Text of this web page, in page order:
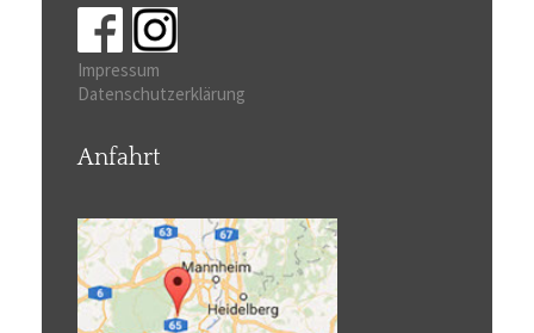
Impressum
Datenschutzerklärung
Anfahrt